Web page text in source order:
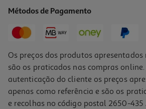
Métodos de Pagamento
Os preços dos produtos
são os praticados nas compras
autenticação do cliente os preços
apenas como referência e são os
e recolhas no código postal 2650-435